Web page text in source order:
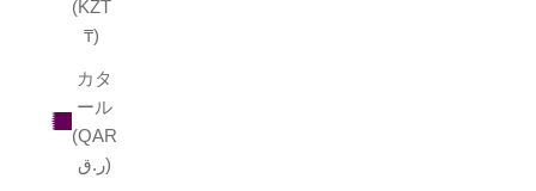
(KZT
₸)
カタ
ール
(QAR
ر.ق)